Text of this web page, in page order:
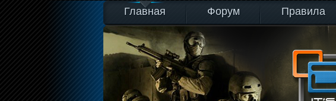
Главная Форум Правила